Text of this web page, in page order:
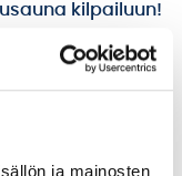
ja mainosten
kilpailuun!